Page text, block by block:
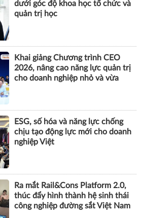
dưới góc độ khoa học tổ chức và
quản trị học
Khai giảng Chương trình CEO
2026, nâng cao năng lực quản trị
cho doanh nghiệp nhỏ và vừa
ESG, số hóa và năng lực chống
chịu tạo động lực mới cho doanh
nghiệp Việt
Ra mắt Rail&Cons Platform 2.0,
thúc đẩy hình thành hệ sinh thái
công nghiệp đường sắt Việt Nam